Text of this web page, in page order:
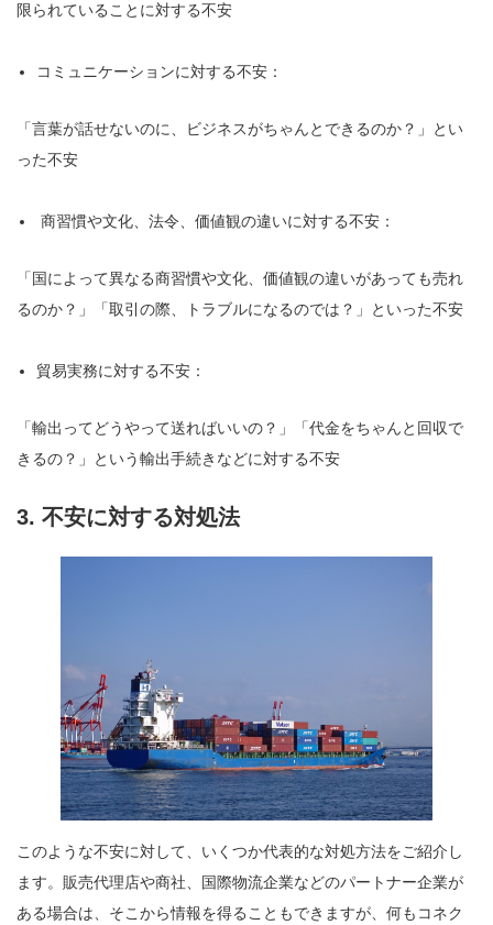
限られていることに対する不安
コミュニケーションに対する不安：
「言葉が話せないのに、ビジネスがちゃんとできるのか？」とい
った不安
商習慣や文化、法令、価値観の違いに対する不安：
「国によって異なる商習慣や文化、価値観の違いがあっても売れ
るのか？」「取引の際、トラブルになるのでは？」といった不安
貿易実務に対する不安：
「輸出ってどうやって送ればいいの？」「代金をちゃんと回収で
きるの？」という輸出手続きなどに対する不安
3. 不安に対する対処法
このような不安に対して、いくつか代表的な対処方法をご紹介し
ます。販売代理店や商社、国際物流企業などのパートナー企業が
ある場合は、そこから情報を得ることもできますが、何もコネク